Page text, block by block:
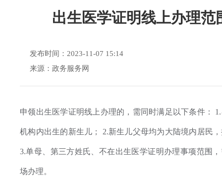
出生医学证明线上办理范
发布时间：2023-11-07 15:14
来源：政务服务网
申领出生医学证明线上办理的，需同时满足以下条件：
机构内出生的新生儿； 2.新生儿父母均为大陆境内居民
3.单母、第三方姓氏、不在出生医学证明办理事项范围
场办理。